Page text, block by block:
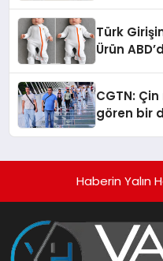
Türk
Ürün
CGTN:
gören bir
Haberin Yalın